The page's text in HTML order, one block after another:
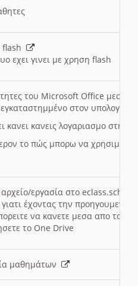
flash
εχει γινει με χρηση flash
του Microsoft Office μεσω
στον
κανει κανεις λογαριασμο στη
το πώς μπορω να
εργασία στο eclass.sch.gr
γιατι έχοντας την
να κανετε μεσα απο το
το One Drive
μαθημάτων